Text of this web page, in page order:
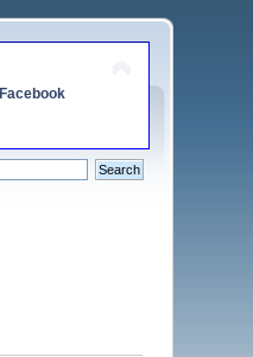
Facebook